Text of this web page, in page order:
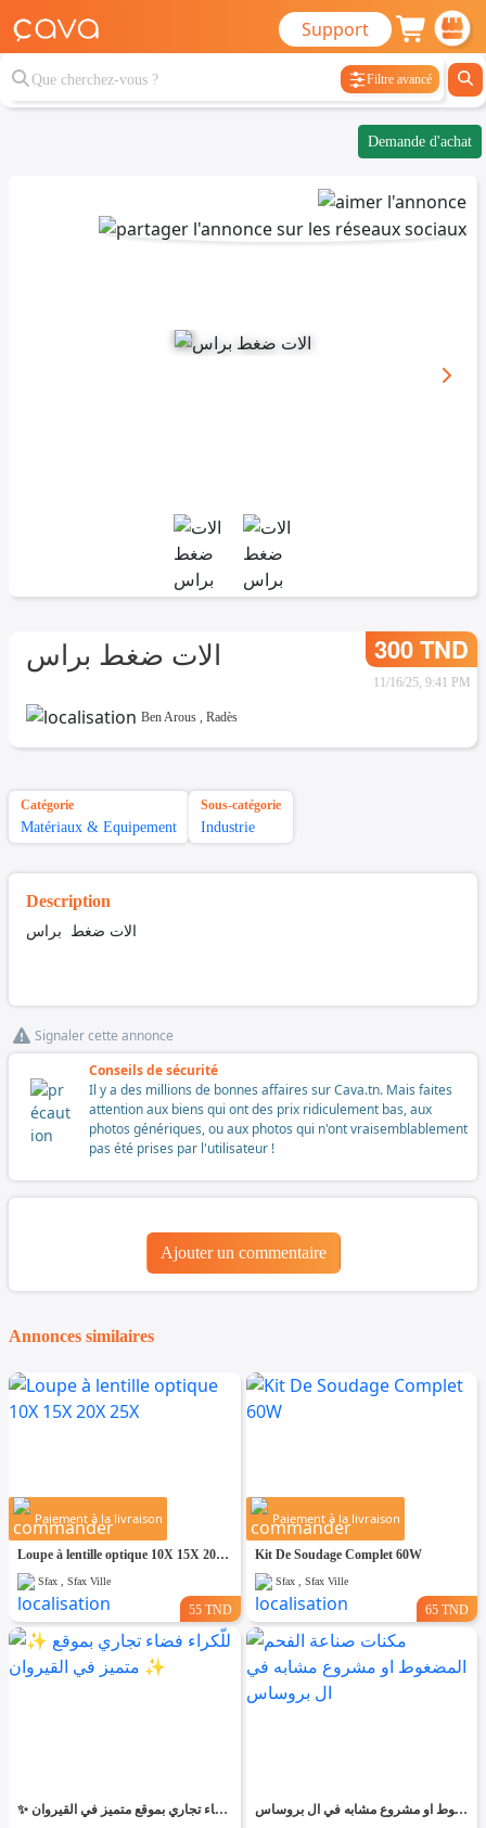
Support
Filtre avancé
Demande d'achat
الات ضغط براس 300 TND
11/16/25, 9:41 PM
Ben Arous , Radès
Catégorie
Matériaux & Equipement
Sous-catégorie
Industrie
Description
الات ضغط براس
Signaler cette annonce
Conseils de sécurité
Il y a des millions de bonnes affaires sur Cava.tn. Mais faites
attention aux biens qui ont des prix ridiculement bas, aux
photos génériques, ou aux photos qui n'ont vraisemblablement
pas été prises par l'utilisateur !
Ajouter un commentaire
Annonces similaires
Paiement à la livraison
Loupe à lentille optique 10X 15X 20X 25X
Sfax , Sfax Ville
55 TND
Paiement à la livraison
Kit De Soudage Complet 60W
Sfax , Sfax Ville
65 TND
✨ للّكراء فضاء تجاري بموقع متميز في القيروان ✨ مكنات صناعة الفحم المضغوط او مشروع مشابه في ال بروساس